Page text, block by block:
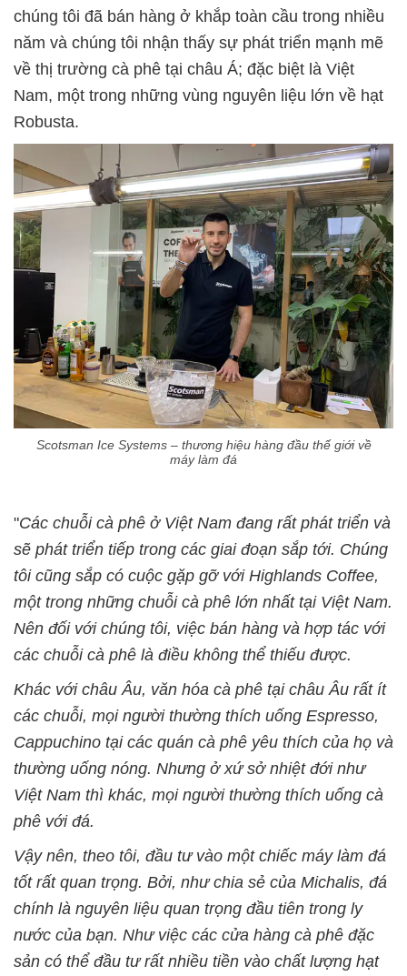
chúng tôi đã bán hàng ở khắp toàn cầu trong nhiều
năm và chúng tôi nhận thấy sự phát triển mạnh mẽ
về thị trường cà phê tại châu Á; đặc biệt là Việt
Nam, một trong những vùng nguyên liệu lớn về hạt
Robusta.
Scotsman Ice Systems – thương hiệu hàng đầu thế giới về
máy làm đá
"Các chuỗi cà phê ở Việt Nam đang rất phát triển và
sẽ phát triển tiếp trong các giai đoạn sắp tới. Chúng
tôi cũng sắp có cuộc gặp gỡ với Highlands Coffee,
một trong những chuỗi cà phê lớn nhất tại Việt Nam.
Nên đối với chúng tôi, việc bán hàng và hợp tác với
các chuỗi cà phê là điều không thể thiếu được.
Khác với châu Âu, văn hóa cà phê tại châu Âu rất ít
các chuỗi, mọi người thường thích uống Espresso,
Cappuchino tại các quán cà phê yêu thích của họ và
thường uống nóng. Nhưng ở xứ sở nhiệt đới như
Việt Nam thì khác, mọi người thường thích uống cà
phê với đá.
Vậy nên, theo tôi, đầu tư vào một chiếc máy làm đá
tốt rất quan trọng. Bởi, như chia sẻ của Michalis, đá
chính là nguyên liệu quan trọng đầu tiên trong ly
nước của bạn. Như việc các cửa hàng cà phê đặc
sản có thể đầu tư rất nhiều tiền vào chất lượng hạt